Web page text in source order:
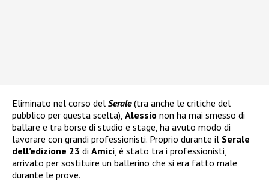
Eliminato nel corso del Serale(tra anche le critiche del
pubblico per questa scelta), Alessio non ha mai smesso di
ballare e tra borse di studio e stage, ha avuto modo di
lavorare con grandi professionisti. Proprio durante il Serale
dell’edizione 23 di Amici , è stato tra i professionisti,
arrivato per sostituire un ballerino che si era fatto male
durante le prove.